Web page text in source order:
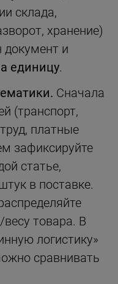
склада,
хранение)
документ и
единицу.
Сначала
(транспорт,
платные
зафиксируйте
статье,
в поставке.
товара. В
логистику»
сравнивать